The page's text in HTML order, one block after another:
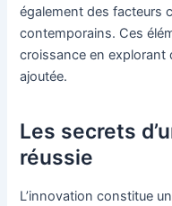
également des facteurs
contemporains. Ces
croissance en explorant
ajoutée.
Les secrets
réussie
L’innovation constitue